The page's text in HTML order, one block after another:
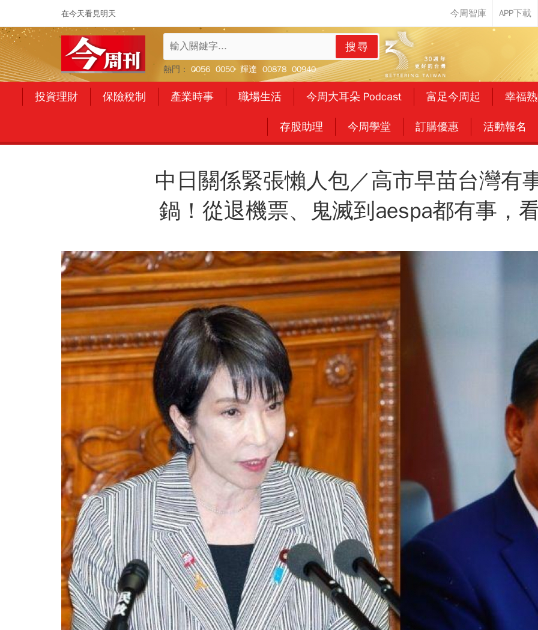
在今天看見明天
搜尋
熱門： 0056 0050 輝達 00878 00940
投資理財 保險稅制 產業時事 職場生活 今周大耳朵 Podcast 富足今周起 幸福
存股助理 今周學堂 訂購優惠 活動報名
中日關係緊張懶人包／高市早苗台灣有
鍋！從退機票、鬼滅到aespa都有事，